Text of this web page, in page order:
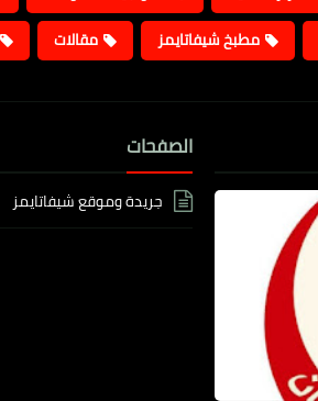
مطبخ شيفاتايمز مقالات
الصفحات
جريدة وموقع شيفاتايمز